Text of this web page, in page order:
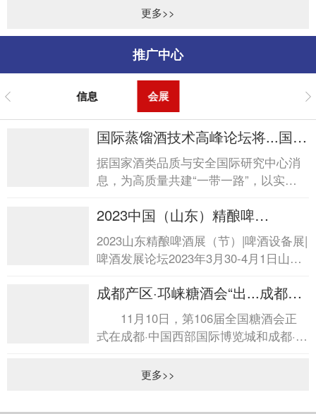
将于2023年9月起实施。新...
更多>>
推广中心
信息 会展
国际蒸馏酒技术高峰论坛将...国际
蒸馏酒技术高峰论坛将...
据国家酒类品质与安全国际研究中心消
息，为高质量共建“一带一路”，以实际
酒创新技术...
2023中国（山东）精酿啤
酒...2023中国（山东）精酿啤酒...
2023山东精酿啤酒展（节）|啤酒设备展|
啤酒发展论坛2023年3月30-4月1日山东
着精酿啤酒市场的...
成都产区·邛崃糖酒会“出...成都产
区·邛崃糖酒会“出...
11月10日，第106届全国糖酒会正
式在成都·中国西部国际博览城和成都·世
展中心广...更多>>